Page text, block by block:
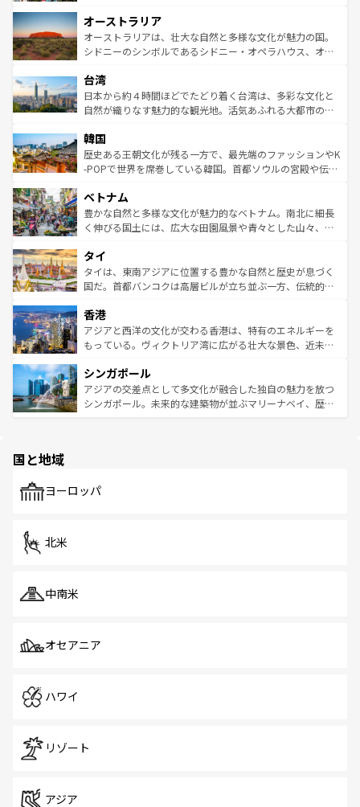
部のニューオーリンズでは、音楽と美食が融合した独特の
文化が魅力。旅行者はアメリカの各地域で異なる魅力を楽
しみながら、その多様性と豊かな歴史を感じることができ
ならではの贅沢な旅のスタイルだ。 なお、新着のアメリカ
情報はコンテンツ一覧を参照してほしい。
ワイ島は見逃せない。また、定番の観光地といえばオアフ
島だが、静かな自然を求めるならマウイ島やカウアイ島が
おすすめ。エメラルドグリーンに輝く海をはじめ、豊かな
れるおもてなしの心で訪れる人々を迎えてくれるハワイの
人々、おいしいローカルフードやハワイアンミュージッ
ク、伝統的なフラダンスなど、すべてがハワイの魅力を彩
ワイを、存分に味わってほしい。 なお、新着のハワイ情報
はコンテンツ一覧を参照してほしい。
オーストラリア
オーストラリアは、壮大な自然と多様な文化が魅力の国。
シドニーのシンボルであるシドニー・オペラハウス、オー
リアリーフや大陸中央部にそびえるウルル（エアーズロッ
ク）、タスマニアの美しい原生林やケアンズの熱帯雨林な
ど、見どころがたくさん。また、カフェやワイン、オージ
いる。アクティビティも充実しており、サーフィンやダイ
ビング、ハイキングなど、アウトドア好きにはたまらな
い。オーストラリアの多彩な魅力を存分に味わいつくそ
参照してほしい。
台湾
日本から約４時間ほどでたどり着く台湾は、多彩な文化と
自然が織りなす魅力的な観光地。活気あふれる大都市の台
ン）、静ひつな山岳地帯である台湾東部など、都市の喧騒
と山間の静けさが共存しており、訪れる人に新しい発見と
驚きをもたらしてくれる。また、奥深い台湾の食文化も魅
容にもいいと評判のスイーツなど、バラエティ豊かな料理
が味わえる。 なお、新着の台湾情報は コンテンツ一覧を参
照してほしい。
韓国
歴史ある王朝文化が残る一方で、最先端のファッションやK
-POPで世界を席巻している韓国。首都ソウルの宮殿や伝統
き、地方に足を延ばせば四季折々の自然美を楽しむことが
できる。そして、キムチや焼肉、絶品のストリートフード
まで、さまざまな韓国料理が待っている。夜には、韓国な
リティに包まれながら、韓国の多彩な魅力を心ゆくまで味
わってみてほしい。 なお、新着の韓国情報はコンテンツ一
覧を参照してほしい。
ベトナム
豊かな自然と多様な文化が魅力的なベトナム。南北に細長
く伸びる国土には、広大な田園風景や青々とした山々、世
急速な発展と共に伝統が息づく。ハノイの古い町並みやホ
ーチミン市のフランス統治時代の建物も、独特の雰囲気を
醸し出している。また、バラエティの豊かさとおいしさで
とつ。フォーやバインミー、ベトナムコーヒーなどは、ぜ
ひ現地で味わいたい。どの地域を訪れてもあたたかい人々
が旅行者を迎えてくれるので、きっと忘れられない旅にな
参照してほしい。
タイ
タイは、東南アジアに位置する豊かな自然と歴史が息づく
国だ。首都バンコクは高層ビルが立ち並ぶ一方、伝統的な
の活気が交差している。北部ではチェンマイなどの山岳地
帯で自然と触れ合い、南部ではプーケットやクラビの美し
いビーチでリゾート気分を楽しむことができる。タイ料理
激する。気候は一年中温暖で、どの季節にも異なる楽しみ
が待っている。親しみやすいタイの人々、仏教を中心とし
た文化、そして多様な観光資源が、訪れる旅人を魅了し続
香港
アジアと西洋の文化が交わる香港は、特有のエネルギーを
もっている。ヴィクトリア湾に広がる壮大な景色、近未来
み、どこを訪れても感動するはず。観光スポットが密集し
ており、効率よく見どころを回れるのも魅力。息をのむよ
うな絶景から文化的な体験まで、香港を存分に楽しみ尽く
シンガポール
アジアの交差点として多文化が融合した独自の魅力を放つ
シンガポール。未来的な建築物が並ぶマリーナベイ、歴史
で、ホーカーズは地元の風情を楽しめる外せないスポット
国と地域
ヨーロッパ
北米
中南米
オセアニア
ハワイ
リゾート
アジア